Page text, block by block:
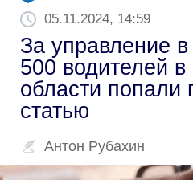
05.11.2024, 14:59
За управление
500 водителей
области попали
статью
Антон Рубахин